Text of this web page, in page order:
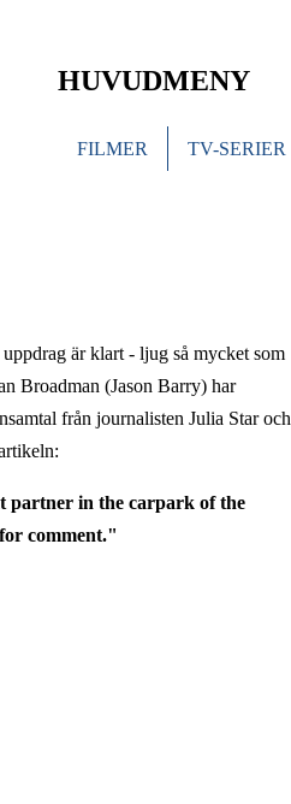
HUVUDMENY
FILMER TV-SERIER
är klart - ljug så mycket som
Broadman (Jason Barry) har
från journalisten Julia Star och
partner in the carpark of the
comment."